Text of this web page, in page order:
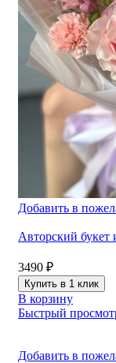
Добавить в
Авторский букет
3490 ₽
Купить в 1 клик
В корзину
Быстрый
Добавить в